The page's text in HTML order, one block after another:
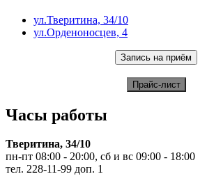
ул.Тверитина, 34/10
ул.Орденоносцев, 4
Часы работы
Тверитина, 34/10
пн-пт 08:00 - 20:00, сб и вс 09:00 - 18:00
тел. 228-11-99 доп. 1